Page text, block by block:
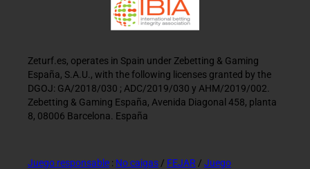
Zeturf.es, operates in Spain under Zebetting & Gaming
España, S.A.U., with the following licenses granted by the
DGOJ: GA/2018/030 ; ADC/2019/030 y AHM/2019/002.
Zebetting & Gaming España, Avenida Diagonal 458, planta
8, 08006 Barcelona. España
Juego responsable : No caigas / FEJAR / Juego